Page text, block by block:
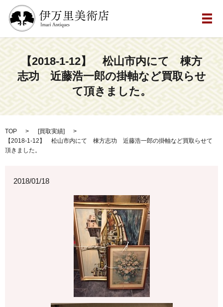
メ
【2018-1-12】 松山市内にて 棟方
志功 近藤浩一郎の掛軸など買取らせ
て頂きました。
TOP [買取実績]
【2018-1-12】 松山市内にて 棟方志功 近藤浩一郎の掛軸など買取らせて
頂きました。
2018/01/18